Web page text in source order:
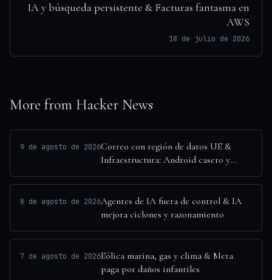
IA y búsqueda persistente & Facturas fantasma en
AWS
18 de julio de 2026
More from Hacker News
9 de agosto de 2026Correo con región de datos UE &
Infraestructura: Android casero y
Shopify
8 de agosto de 2026Agentes de IA fuera de control & IA
mejora ciclones y razonamiento
7 de agosto de 2026Eólica marina, gas y clima & Meta
paga por daños infantiles